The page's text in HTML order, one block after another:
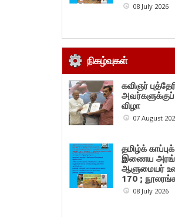
08 July 2026
நிகழ்வுகள்
கவிஞர்
அவர்களுக்குப்
விழா
07 August
தமிழ்க்
இணைய
ஆளுமையர்
170 ;
08 July 2026